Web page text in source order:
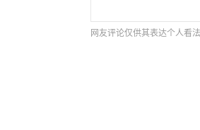
网友评论仅供其表达个人看